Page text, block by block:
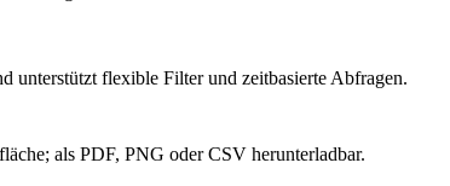
unterstützt flexible Filter und zeitbasierte Abfragen.
als PDF, PNG oder CSV herunterladbar.